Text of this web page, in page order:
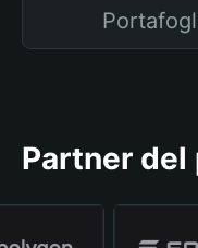
Partner